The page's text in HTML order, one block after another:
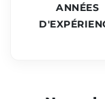
ANNÉES